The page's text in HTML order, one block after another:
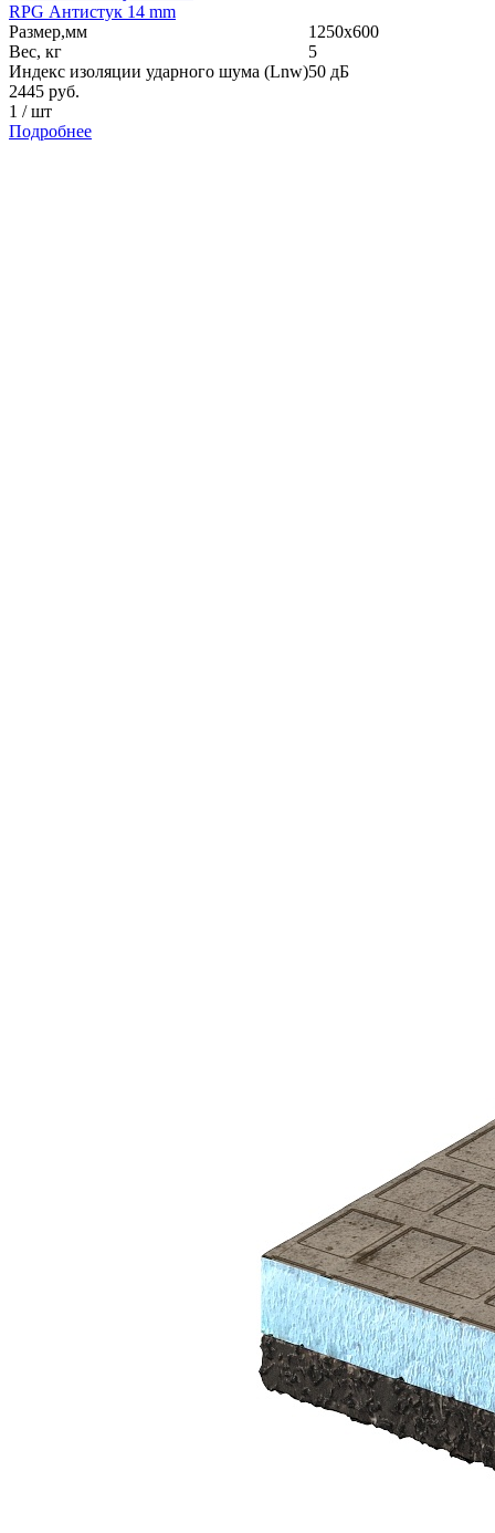
RPG Антистук 14 mm
Размер,мм
1250х600
Вес, кг
5
Индекс изоляции ударного шума (Lnw)50 дБ
2445 руб.
1 /шт
Подробнее